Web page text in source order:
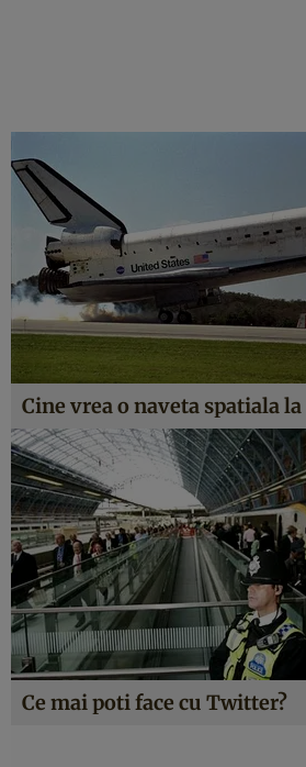
Cine vrea o naveta spatiala la
Ce mai poti face cu Twitter?